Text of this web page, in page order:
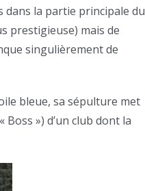
dans la partie principale du
prestigieuse) mais de
singulièrement de
bleue, sa sépulture met
») d’un club dont la